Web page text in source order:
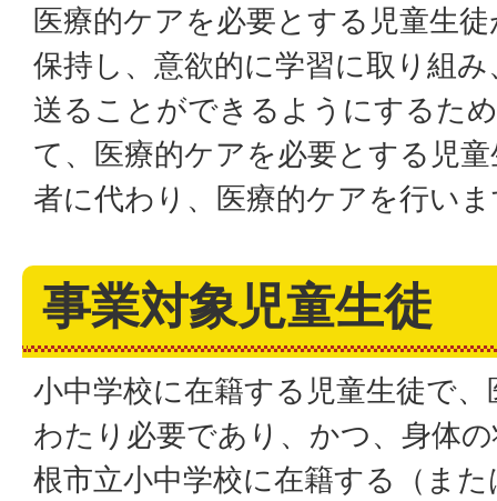
医療的ケアを必要とする児童生
保持し、意欲的に学習に取り組
送ることができるようにするた
て、医療的ケアを必要とする児
者に代わり、医療的ケアを行い
事業対象児童生徒
小中学校に在籍する児童生徒で
わたり必要であり、かつ、身体
根市立小中学校に在籍する（ま